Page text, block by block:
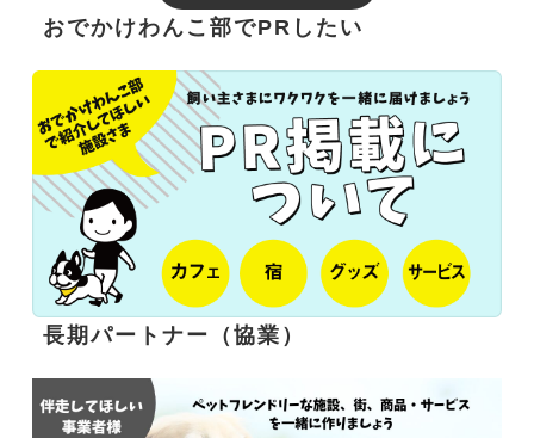
おでかけわんこ部でPRしたい
長期パートナー（協業）